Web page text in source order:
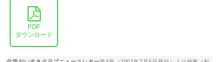
PDF
ダウンロード